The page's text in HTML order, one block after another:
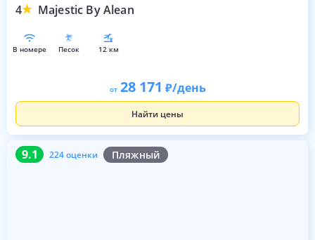
4 Majestic By Alean
в номере песок 12 км
от 28 171 /день
Найти цены
9.1 224 оценки Пляжный
9.1 224 оценки